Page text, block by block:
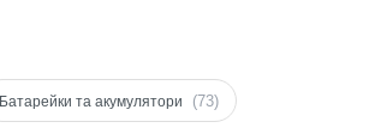
Батарейки та акумулятори (73)